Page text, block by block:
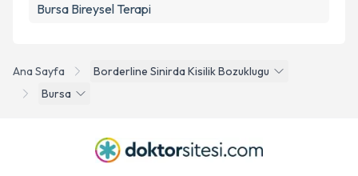
Ana Sayfa
Borderline Sinirda Kisilik Bozuklugu
Bursa
Bursa Bireysel Terapi